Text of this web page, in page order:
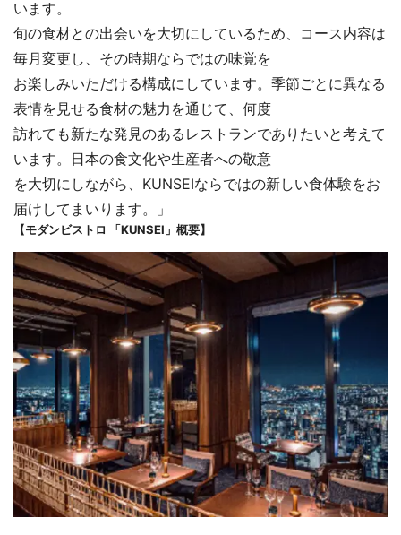
います。
旬の食材との出会いを大切にしているため、コース内容は
毎月変更し、その時期ならではの味覚を
お楽しみいただける構成にしています。季節ごとに異なる
表情を見せる食材の魅力を通じて、何度
訪れても新たな発見のあるレストランでありたいと考えて
います。日本の食文化や生産者への敬意
を大切にしながら、KUNSEIならではの新しい食体験をお
届けしてまいります。」
【モダンビストロ 「KUNSEI」概要】